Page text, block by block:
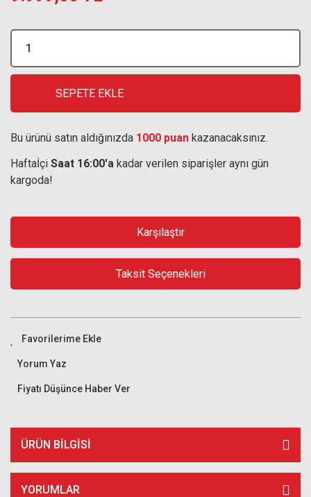
SEPETE EKLE
Bu ürünü satın aldığınızda 1000 puan kazanacaksınız.
Haftaİçi Saat 16:00'a kadar verilen siparişler aynı gün
kargoda!
Karşılaştır
Taksit Seçenekleri
Yorum Yaz
Fiyatı Düşünce Haber Ver
ÜRÜN BILGISI
YORUMLAR